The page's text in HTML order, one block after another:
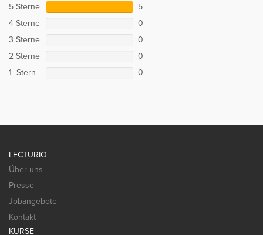
5 Sterne
5
4 Sterne
0
3 Sterne
0
2 Sterne
0
1 Stern
0
LECTURIO
Über uns
Presse
Jobangebote
Kontakt
KURSE